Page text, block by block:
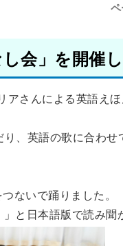
ペ
会」を開催し
アさんによる英語え
、英語の歌に合わせ
ないで踊りました。
と日本語版で読み聞